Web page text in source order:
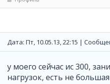
Дата: Пт, 10.05.13, 22:15 |
у моего сейчас ис 300,
нагрузок, есть не